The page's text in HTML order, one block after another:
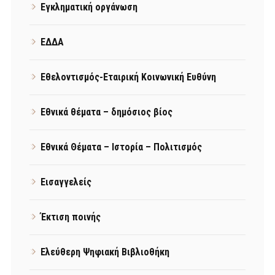
Εγκληματική οργάνωση
ΕΔΔΑ
Εθελοντισμός-Εταιρική Κοινωνική Ευθύνη
Εθνικά θέματα – δημόσιος βίος
Εθνικά Θέματα – Ιστορία – Πολιτισμός
Εισαγγελείς
Έκτιση ποινής
Ελεύθερη Ψηφιακή Βιβλιοθήκη